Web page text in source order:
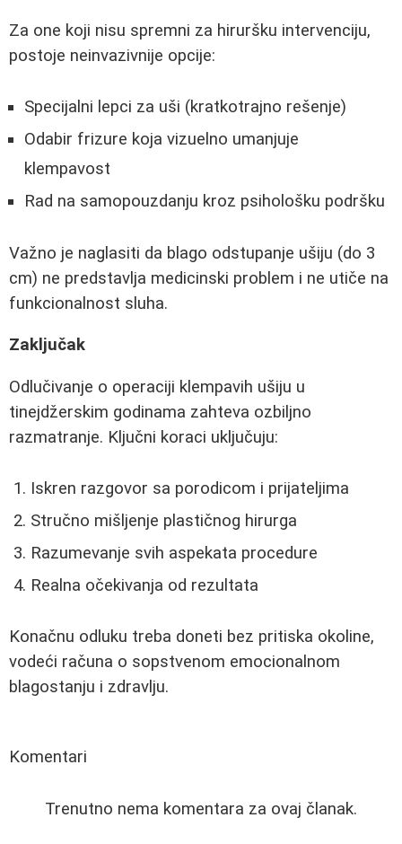
Za one koji nisu spremni za hiruršku intervenciju,
postoje neinvazivnije opcije:
Specijalni lepci za uši (kratkotrajno rešenje)
Odabir frizure koja vizuelno umanjuje
klempavost
Rad na samopouzdanju kroz psihološku podršku
Važno je naglasiti da blago odstupanje ušiju (do 3
cm) ne predstavlja medicinski problem i ne utiče na
funkcionalnost sluha.
Zaključak
Odlučivanje o operaciji klempavih ušiju u
tinejdžerskim godinama zahteva ozbiljno
razmatranje. Ključni koraci uključuju:
Iskren razgovor sa porodicom i prijateljima
Stručno mišljenje plastičnog hirurga
Razumevanje svih aspekata procedure
Realna očekivanja od rezultata
Konačnu odluku treba doneti bez pritiska okoline,
vodeći računa o sopstvenom emocionalnom
blagostanju i zdravlju.
Komentari
Trenutno nema komentara za ovaj članak.